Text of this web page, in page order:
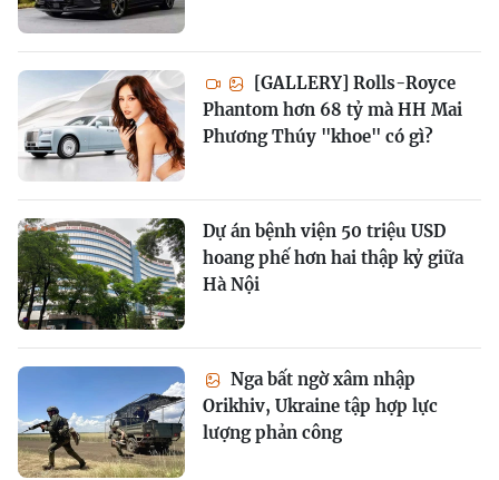
[GALLERY] Rolls-Royce
Phantom hơn 68 tỷ mà HH Mai
Phương Thúy "khoe" có gì?
Dự án bệnh viện 50 triệu USD
hoang phế hơn hai thập kỷ giữa
Hà Nội
Nga bất ngờ xâm nhập
Orikhiv, Ukraine tập hợp lực
lượng phản công